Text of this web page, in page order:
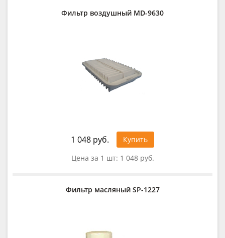
Фильтр воздушный MD-9630
1 048 руб.
Купить
Цена за 1 шт: 1 048 руб.
Фильтр масляный SP-1227